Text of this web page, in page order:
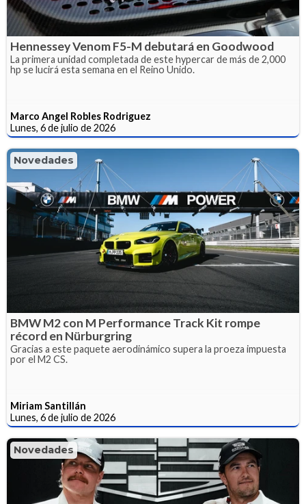
Hennessey Venom F5-M debutará en Goodwood
La primera unidad completada de este hypercar de más de 2,000
hp se lucirá esta semana en el Reino Unido.
Marco Angel Robles Rodriguez
Lunes, 6 de julio de 2026
Novedades
BMW M2 con M Performance Track Kit rompe
récord en Nürburgring
Gracias a este paquete aerodinámico supera la proeza impuesta
por el M2 CS.
Miriam Santillán
Lunes, 6 de julio de 2026
Novedades